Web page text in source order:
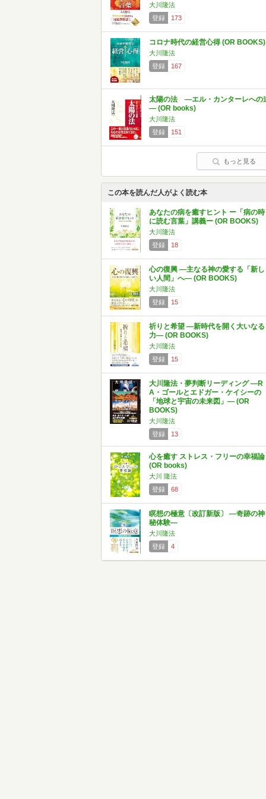
大川隆法
登録
173
コロナ時代の経営心得 (OR BOOKS)
大川隆法
登録
167
太陽の法 ―エル・カンターレへの
― (OR books)
大川隆法
登録
151
もっと見る
この本を読んだ人がよく読む本
あなたの病を癒すヒント ー「病の時
に読む言葉」講義ー (OR BOOKS)
大川隆法
登録
18
心の復興 ―主なる神の愛する「新し
い人間」へ― (OR BOOKS)
大川隆法
登録
15
祈りと希望 ―新時代を開く大いなる
力― (OR BOOKS)
大川隆法
登録
15
大川隆法・夢判断リーディング ―R
A・ゴールとエドガー・ケイシーの
「地球と宇宙の未来図」― (OR
BOOKS)
大川隆法
登録
13
心を癒す ストレス・フリーの幸福論
(OR books)
大川 隆法
登録
68
瞑想の極意〔改訂新版〕 —奇跡の神
秘体験—
大川隆法
登録
4